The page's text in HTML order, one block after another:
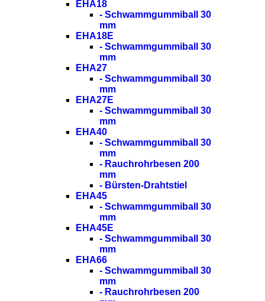
EHA18
- Schwammgummiball 30
mm
EHA18E
- Schwammgummiball 30
mm
EHA27
- Schwammgummiball 30
mm
EHA27E
- Schwammgummiball 30
mm
EHA40
- Schwammgummiball 30
mm
- Rauchrohrbesen 200
mm
- Bürsten-Drahtstiel
EHA45
- Schwammgummiball 30
mm
EHA45E
- Schwammgummiball 30
mm
EHA66
- Schwammgummiball 30
mm
- Rauchrohrbesen 200